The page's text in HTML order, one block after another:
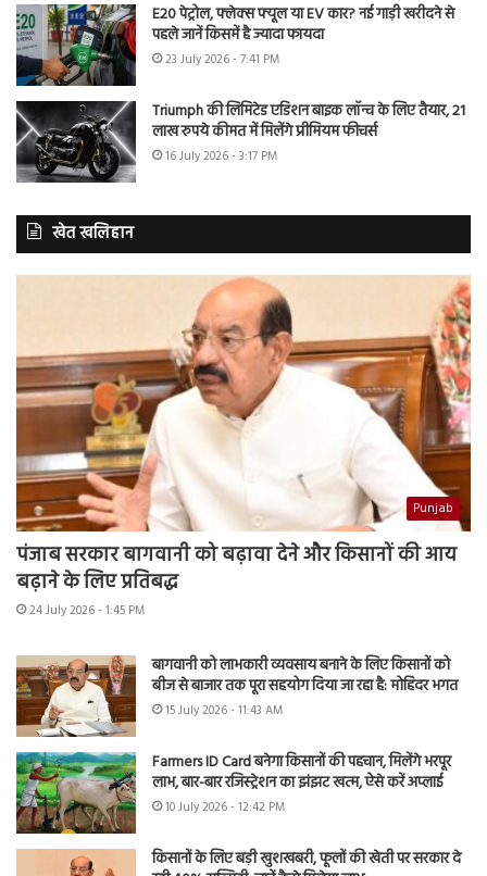
E20 पेट्रोल, फ्लेक्स फ्यूल या EV कार? नई गाड़ी खरीदने से
पहले जानें किसमें है ज्यादा फायदा
23 July 2026 - 7:41 PM
Triumph की लिमिटेड एडिशन बाइक लॉन्च के लिए तैयार, 21
लाख रुपये कीमत में मिलेंगे प्रीमियम फीचर्स
16 July 2026 - 3:17 PM
खेत खलिहान
Punjab
पंजाब सरकार बागवानी को बढ़ावा देने और किसानों की आय
बढ़ाने के लिए प्रतिबद्ध
24 July 2026 - 1:45 PM
बागवानी को लाभकारी व्यवसाय बनाने के लिए किसानों को
बीज से बाजार तक पूरा सहयोग दिया जा रहा है: मोहिंदर भगत
15 July 2026 - 11:43 AM
Farmers ID Card बनेगा किसानों की पहचान, मिलेंगे भरपूर
लाभ, बार-बार रजिस्ट्रेशन का झंझट खत्म, ऐसे करें अप्लाई
10 July 2026 - 12:42 PM
किसानों के लिए बड़ी खुशखबरी, फूलों की खेती पर सरकार दे